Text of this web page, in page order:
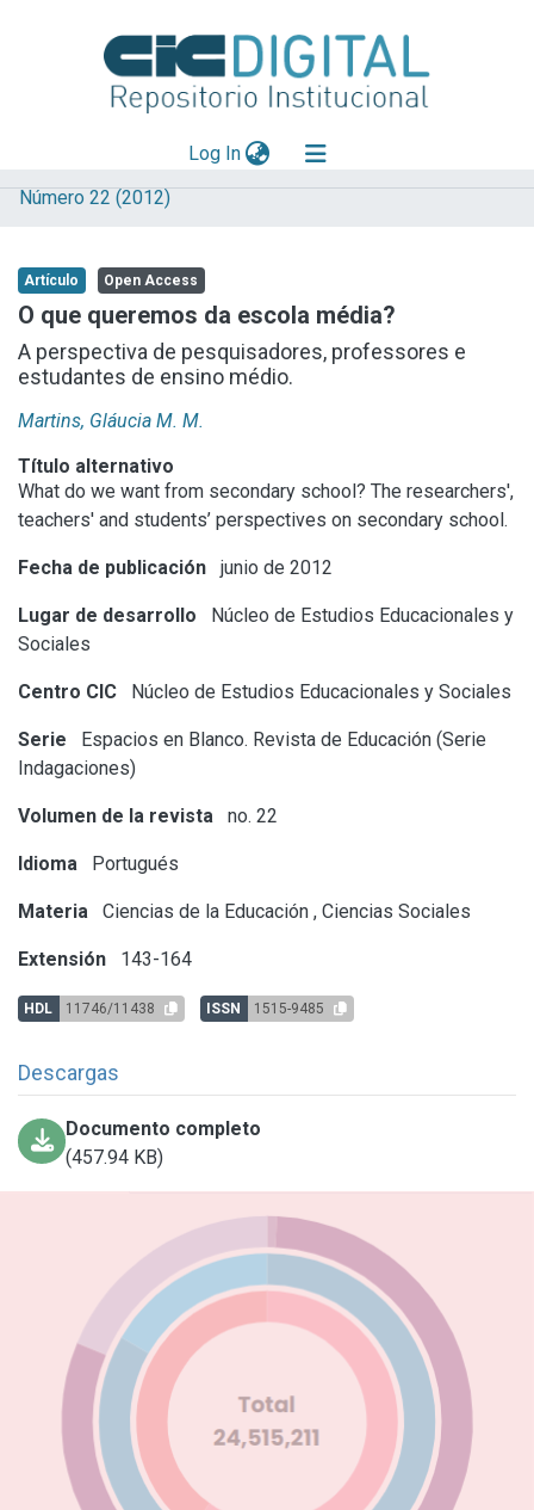
Log In(current)
Explorar
Aportar material
Statistics
Número 22 (2012)
Artículo Open Access
O que queremos da escola média?
A perspectiva de pesquisadores, professores e
estudantes de ensino médio.
Martins, Gláucia M. M.
Título alternativo
What do we want from secondary school? The researchers',
teachers' and students’ perspectives on secondary school.
Fecha de publicación junio de 2012
Lugar de desarrollo
Núcleo de Estudios Educacionales y
Sociales
Centro CIC Núcleo de Estudios Educacionales y Sociales
Serie
Espacios en Blanco. Revista de Educación (Serie
Indagaciones)
Volumen de la revista no. 22
Idioma Portugués
Materia Ciencias de la Educación , Ciencias Sociales
Extensión 143-164
HDL 11746/11438 ISSN 1515-9485
Descargas
Documento completo
(457.94 KB)